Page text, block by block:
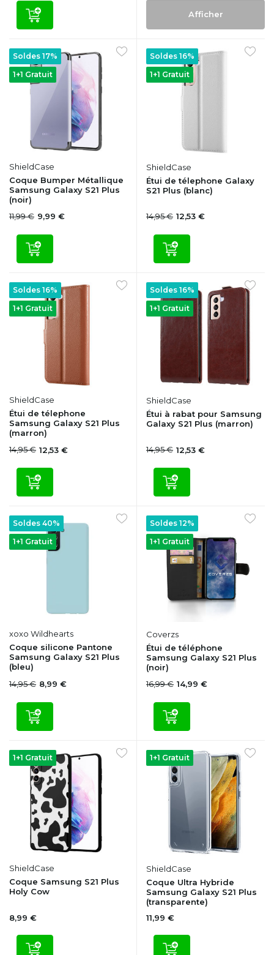
Afficher
1+1 Gratuit
Soldes 17%
ShieldCase
Coque Bumper Métallique
Samsung Galaxy S21 Plus
(noir)
11,99 € 9,99 €
1+1 Gratuit
Soldes 16%
ShieldCase
Étui de télephone Galaxy
S21 Plus (blanc)
14,95 € 12,53 €
1+1 Gratuit
Soldes 16%
ShieldCase
Étui de télephone
Samsung Galaxy S21 Plus
(marron)
14,95 € 12,53 €
1+1 Gratuit
Soldes 16%
ShieldCase
Étui à rabat pour Samsung
Galaxy S21 Plus (marron)
14,95 € 12,53 €
1+1 Gratuit
Soldes 40%
xoxo Wildhearts
Coque silicone Pantone
Samsung Galaxy S21 Plus
(bleu)
14,95 € 8,99 €
1+1 Gratuit
Soldes 12%
Coverzs
Étui de téléphone
Samsung Galaxy S21 Plus
(noir)
16,99 € 14,99 €
1+1 Gratuit
ShieldCase
Coque Samsung S21 Plus
Holy Cow
8,99 €
1+1 Gratuit
ShieldCase
Coque Ultra Hybride
Samsung Galaxy S21 Plus
(transparente)
11,99 €